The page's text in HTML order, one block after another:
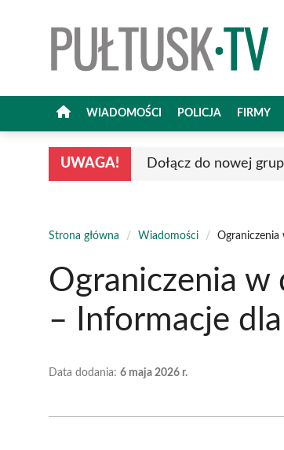
WIADOMOŚCI POLICJA FIRMY
UWAGA! Dołącz do nowej
Strona główna / Wiadomości /
Ograniczenia w
– Informacje
Data dodania: 6 maja 2026 r.